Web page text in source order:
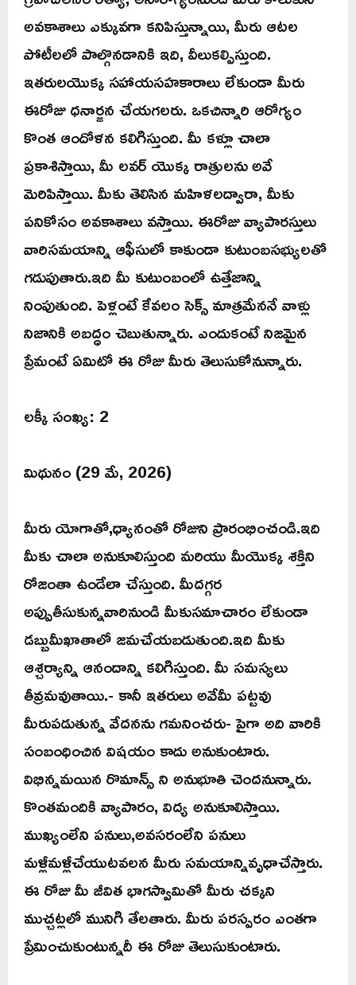
అవకాశాలు ఎక్కువగా కనిపిస్తున్నాయి, మీరు ఆటల
పోటీలలో పాల్గొనడానికి ఇది, వీలుకల్పిస్తుంది.
ఇతరులయొక్క సహాయసహకారాలు లేకుండా మీరు
ఈరోజు ధనార్జన చేయగలరు. ఒకచిన్నారి ఆరోగ్యం
కొంత ఆందోళన కలిగిస్తుంది. మీ కళ్లూ చాలా
ప్రకాశిస్తాయి, మీ లవర్ యొక్క రాత్రులను అవే
మెరిపిస్తాయి. మీకు తెలిసిన మహిళలద్వారా, మీకు
పనికోసం అవకాశాలు వస్తాయి. ఈరోజు వ్యాపారస్తులు
వారిసమయాన్ని ఆఫీసులో కాకుండా కుటుంబసభ్యులతో
గడుపుతారు.ఇది మీ కుటుంబంలో ఉత్తేజాన్ని
నింపుతుంది. పెళ్లంటే కేవలం సెక్స్ మాత్రమేననే వాళ్లు
నిజానికి అబద్ధం చెబుతున్నారు. ఎందుకంటే నిజమైన
ప్రేమంటే ఏమిటో ఈ రోజు మీరు తెలుసుకోనున్నారు.
లక్కీ సంఖ్య: 2
మిథునం (29 మే, 2026)
మీరు యోగాతో,ధ్యానంతో రోజుని ప్రారంభించండి.ఇది
మీకు చాలా అనుకూలిస్తుంది మరియు మీయొక్క శక్తిని
రోజంతా ఉండేలా చేస్తుంది. మీదగ్గర
అప్పుతీసుకున్నవారినుండి మీకుసమాచారం లేకుండా
డబ్బుమీఖాతాలో జమచేయబడుతుంది.ఇది మీకు
ఆశ్చర్యాన్ని ఆనందాన్ని కలిగిస్తుంది. మీ సమస్యలు
తీవ్రమవుతాయి.- కానీ ఇతరులు అవేమీ పట్టవు
మీరుపడుతున్న వేదనను గమనించరు- పైగా అది వారికి
సంబంధించిన విషయం కాదు అనుకుంటారు.
విభిన్నమయిన రొమాన్స్ ని అనుభూతి చెందనున్నారు.
కొంతమందికి వ్యాపారం, విద్య అనుకూలిస్తాయి.
ముఖ్యంలేని పనులు,అవసరంలేని పనులు
మళ్లీమళ్లీచేయుటవలన మీరు సమయాన్నివృధాచేస్తారు.
ఈ రోజు మీ జీవిత భాగస్వామితో మీరు చక్కని
ముచ్చట్లలో మునిగి తేలతారు. మీరు పరస్పరం ఎంతగా
ప్రేమించుకుంటున్నదీ ఈ రోజు తెలుసుకుంటారు.